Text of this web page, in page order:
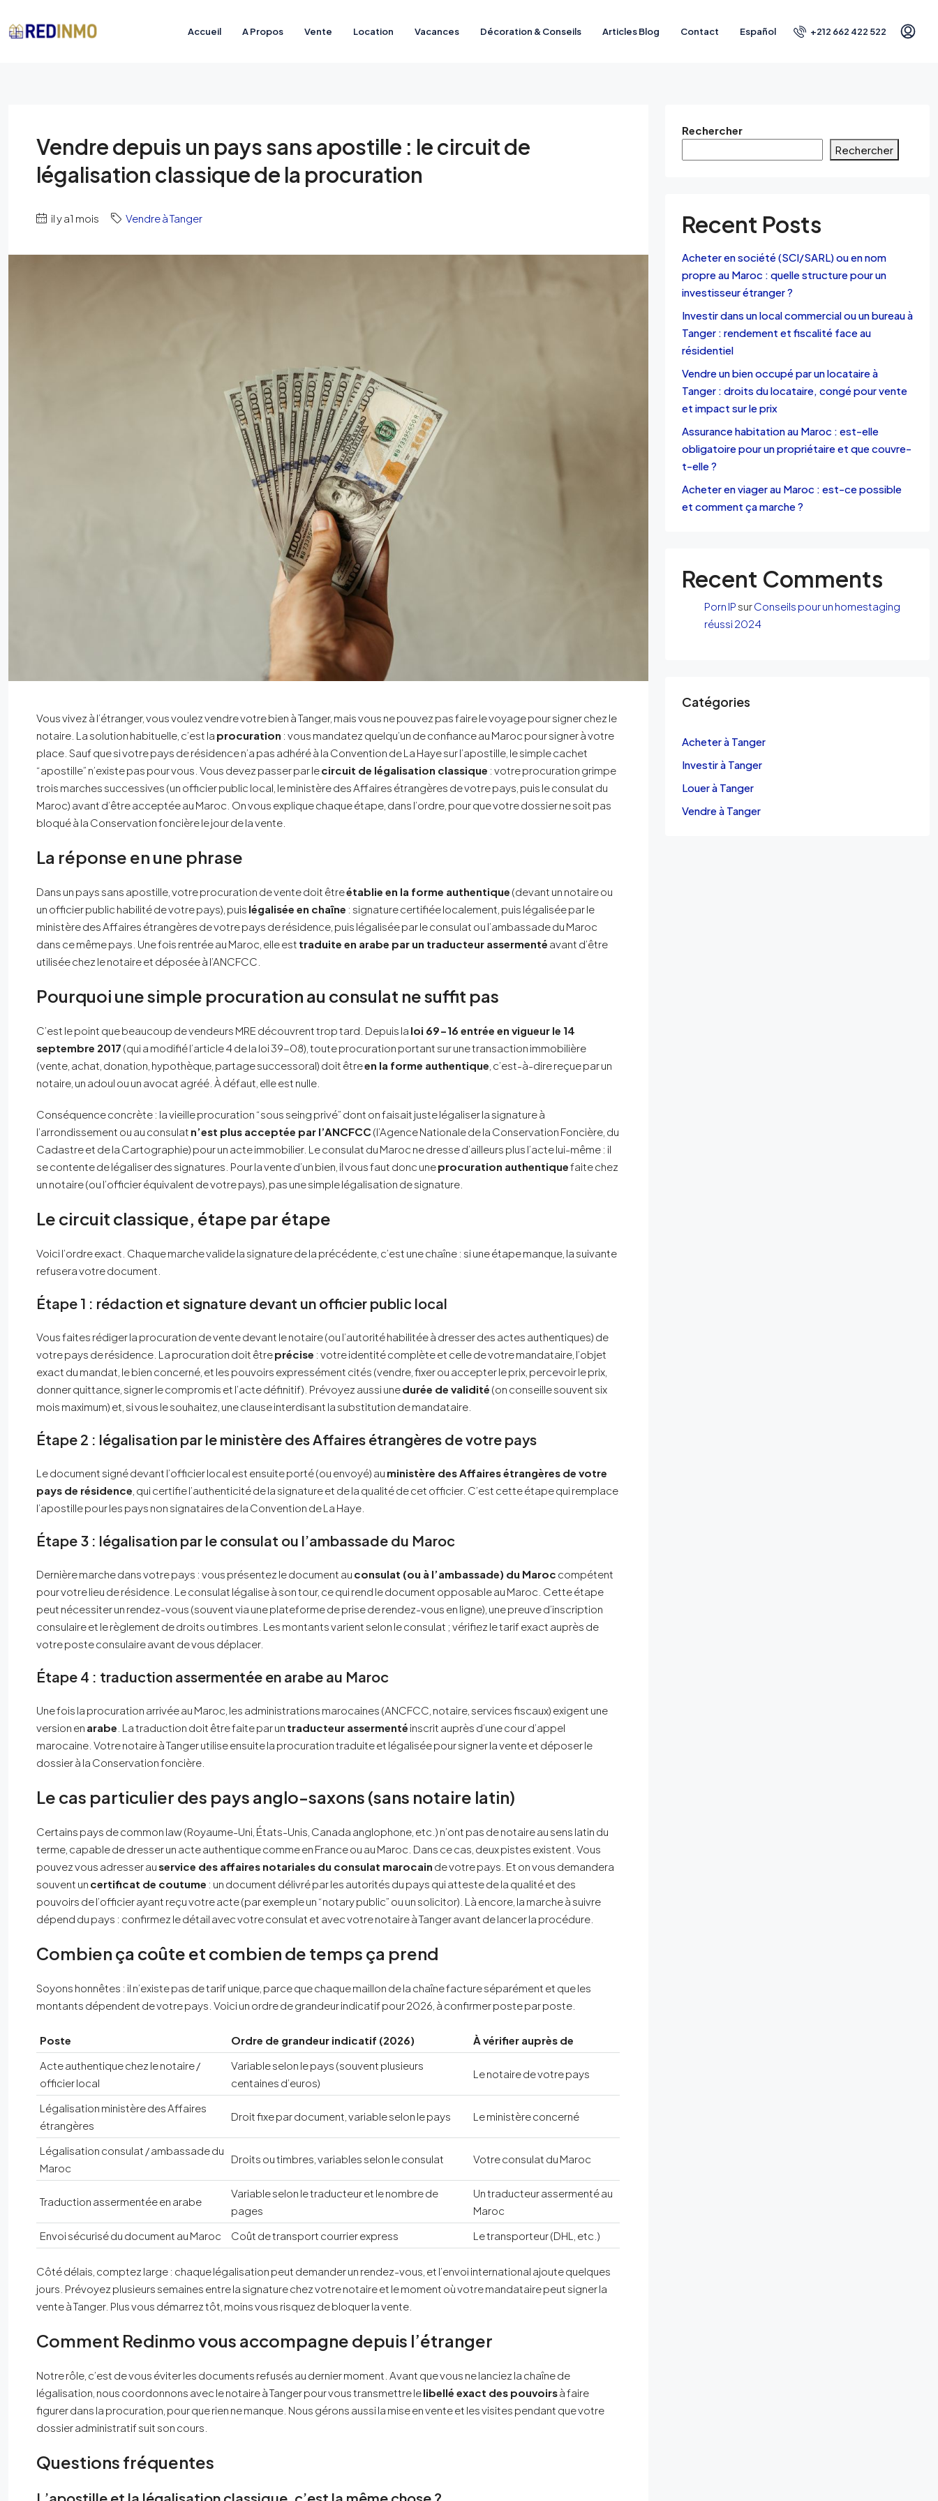
Accueil A Propos Vente Location Vacances Décoration & Conseils Articles Blog Contact Español +212 662 422 522
Vendre depuis un pays sans apostille : le circuit de
légalisation classique de la procuration
il y a1 mois Vendre à Tanger
Vous vivez à l’étranger, vous voulez vendre votre bien à Tanger, mais vous ne pouvez pas faire le voyage pour signer chez le
notaire. La solution habituelle, c’est la procuration : vous mandatez quelqu’un de confiance au Maroc pour signer à votre
place. Sauf que si votre pays de résidence n’a pas adhéré à la Convention de La Haye sur l’apostille, le simple cachet
“apostille” n’existe pas pour vous. Vous devez passer par lecircuit de légalisation classique : votre procuration grimpe
trois marches successives (un officier public local, le ministère des Affaires étrangères de votre pays, puis le consulat du
Maroc) avant d’être acceptée au Maroc. On vous explique chaque étape, dans l’ordre, pour que votre dossier ne soit pas
bloqué à la Conservation foncière le jour de la vente.
La réponse en une phrase
Dans un pays sans apostille, votre procuration de vente doit êtreétablie en la forme authentique (devant un notaire ou
un officier public habilité de votre pays), puis légalisée en chaîne : signature certifiée localement, puis légalisée par le
ministère des Affaires étrangères de votre pays de résidence, puis légalisée par le consulat ou l’ambassade du Maroc
dans ce même pays. Une fois rentrée au Maroc, elle est traduite en arabe par un traducteur assermenté avant d’être
utilisée chez le notaire et déposée à l’ANCFCC.
Pourquoi une simple procuration au consulat ne suffit pas
C’est le point que beaucoup de vendeurs MRE découvrent trop tard. Depuis la loi 69-16 entrée en vigueur le 14
septembre 2017 (qui a modifié l’article 4 de la loi 39-08), toute procuration portant sur une transaction immobilière
(vente, achat, donation, hypothèque, partage successoral) doit êtreen la forme authentique , c’est-à-dire reçue par un
notaire, un adoul ou un avocat agréé. À défaut, elle est nulle.
Conséquence concrète : la vieille procuration “sous seing privé” dont on faisait juste légaliser la signature à
l’arrondissement ou au consulat n’est plus acceptée par l’ANCFCC (l’Agence Nationale de la Conservation Foncière, du
Cadastre et de la Cartographie) pour un acte immobilier. Le consulat du Maroc ne dresse d’ailleurs plus l’acte lui-même : il
se contente de légaliser des signatures. Pour la vente d’un bien, il vous faut donc uneprocuration authentiquefaite chez
un notaire (ou l’officier équivalent de votre pays), pas une simple légalisation de signature.
Le circuit classique, étape par étape
Voici l’ordre exact. Chaque marche valide la signature de la précédente, c’est une chaîne : si une étape manque, la suivante
refusera votre document.
Étape 1 : rédaction et signature devant un officier public local
Vous faites rédiger la procuration de vente devant le notaire (ou l’autorité habilitée à dresser des actes authentiques) de
votre pays de résidence. La procuration doit êtreprécise : votre identité complète et celle de votre mandataire, l’objet
exact du mandat, le bien concerné, et les pouvoirs expressément cités (vendre, fixer ou accepter le prix, percevoir le prix,
donner quittance, signer le compromis et l’acte définitif). Prévoyez aussi unedurée de validité (on conseille souvent six
mois maximum) et, si vous le souhaitez, une clause interdisant la substitution de mandataire.
Étape 2 : légalisation par le ministère des Affaires étrangères de votre pays
Le document signé devant l’officier local est ensuite porté (ou envoyé) au ministère des Affaires étrangères de votre
pays de résidence , qui certifie l’authenticité de la signature et de la qualité de cet officier. C’est cette étape qui remplace
l’apostille pour les pays non signataires de la Convention de La Haye.
Étape 3 : légalisation par le consulat ou l’ambassade du Maroc
Dernière marche dans votre pays : vous présentez le document au consulat (ou à l’ambassade) du Maroc compétent
pour votre lieu de résidence. Le consulat légalise à son tour, ce qui rend le document opposable au Maroc. Cette étape
peut nécessiter un rendez-vous (souvent via une plateforme de prise de rendez-vous en ligne), une preuve d’inscription
consulaire et le règlement de droits ou timbres. Les montants varient selon le consulat ; vérifiez le tarif exact auprès de
votre poste consulaire avant de vous déplacer.
Étape 4 : traduction assermentée en arabe au Maroc
Une fois la procuration arrivée au Maroc, les administrations marocaines (ANCFCC, notaire, services fiscaux) exigent une
version en arabe . La traduction doit être faite par un traducteur assermenté inscrit auprès d’une cour d’appel
marocaine. Votre notaire à Tanger utilise ensuite la procuration traduite et légalisée pour signer la vente et déposer le
dossier à la Conservation foncière.
Le cas particulier des pays anglo-saxons (sans notaire latin)
Certains pays de common law (Royaume-Uni, États-Unis, Canada anglophone, etc.) n’ont pas de notaire au sens latin du
terme, capable de dresser un acte authentique comme en France ou au Maroc. Dans ce cas, deux pistes existent. Vous
pouvez vous adresser auservice des affaires notariales du consulat marocain de votre pays. Et on vous demandera
souvent un certificat de coutume : un document délivré par les autorités du pays qui atteste de la qualité et des
pouvoirs de l’officier ayant reçu votre acte (par exemple un “notary public” ou un solicitor). Là encore, la marche à suivre
dépend du pays : confirmez le détail avec votre consulat et avec votre notaire à Tanger avant de lancer la procédure.
Combien ça coûte et combien de temps ça prend
Soyons honnêtes : il n’existe pas de tarif unique, parce que chaque maillon de la chaîne facture séparément et que les
montants dépendent de votre pays. Voici un ordre de grandeur indicatif pour 2026, à confirmer poste par poste.
Poste Ordre de grandeur indicatif (2026)
À vérifier auprès de
Acte authentique chez le notaire /
officier local
Variable selon le pays (souvent plusieurs
centaines d’euros)
Le notaire de votre pays
Légalisation ministère des Affaires
étrangères
Droit fixe par document, variable selon le pays Le ministère concerné
Légalisation consulat / ambassade du
Maroc
Droits ou timbres, variables selon le consulat Votre consulat du Maroc
Traduction assermentée en arabe
Variable selon le traducteur et le nombre de
pages
Un traducteur assermenté au
Maroc
Envoi sécurisé du document au Maroc
Coût de transport courrier express Le transporteur (DHL, etc.)
Côté délais, comptez large : chaque légalisation peut demander un rendez-vous, et l’envoi international ajoute quelques
jours. Prévoyez plusieurs semaines entre la signature chez votre notaire et le moment où votre mandataire peut signer la
vente à Tanger. Plus vous démarrez tôt, moins vous risquez de bloquer la vente.
Comment Redinmo vous accompagne depuis l’étranger
Notre rôle, c’est de vous éviter les documents refusés au dernier moment. Avant que vous ne lanciez la chaîne de
légalisation, nous coordonnons avec le notaire à Tanger pour vous transmettre lelibellé exact des pouvoirsà faire
figurer dans la procuration, pour que rien ne manque. Nous gérons aussi la mise en vente et les visites pendant que votre
dossier administratif suit son cours.
Questions fréquentes
Rechercher
Rechercher
Recent Posts
Acheter en société (SCI/SARL) ou en nom
propre au Maroc : quelle structure pour un
investisseur étranger ?
Investir dans un local commercial ou un bureau à
Tanger : rendement et fiscalité face au
résidentiel
Vendre un bien occupé par un locataire à
Tanger : droits du locataire, congé pour vente
et impact sur le prix
Assurance habitation au Maroc : est-elle
obligatoire pour un propriétaire et que couvre-
t-elle ?
Acheter en viager au Maroc : est-ce possible
et comment ça marche ?
Recent Comments
Porn IP surConseils pour un homestaging
réussi 2024
Catégories
Acheter à Tanger
Investir à Tanger
Louer à Tanger
Vendre à Tanger